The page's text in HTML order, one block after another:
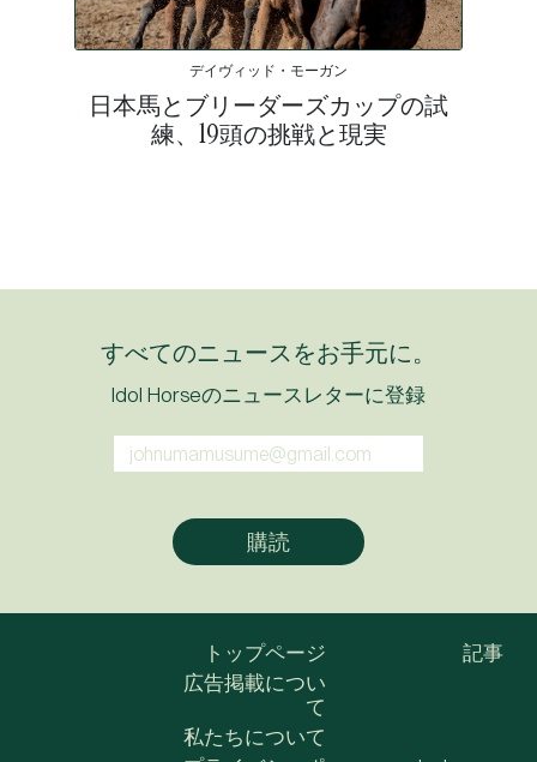
デイヴィッド・モーガン
日本馬とブリーダーズカップの試
練、19頭の挑戦と現実
すべてのニュースをお手元に。
Idol Horseのニュースレターに登録
トップページ
広告掲載につい
て
私たちについて
記事